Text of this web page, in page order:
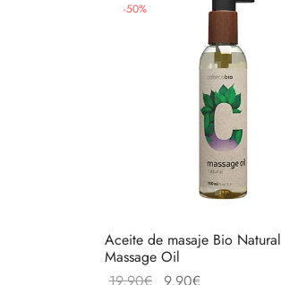
-50%
Aceite de masaje Bio Natural
Massage Oil
El